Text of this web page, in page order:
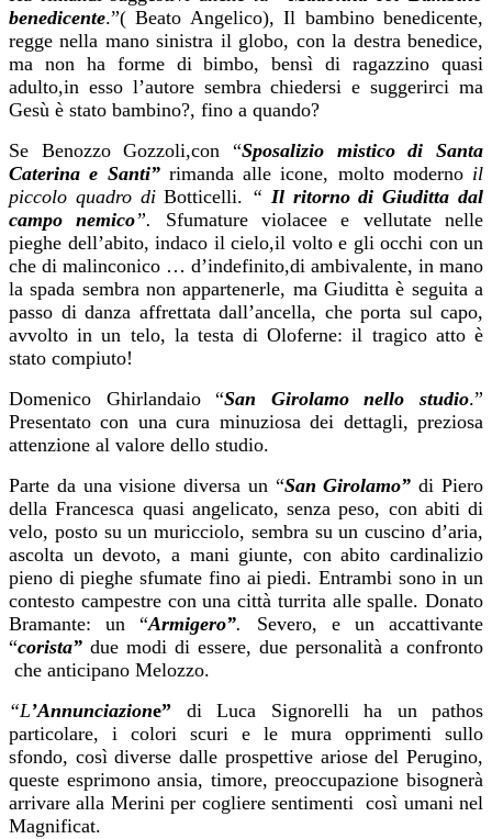
benedicente.”( Beato Angelico), Il bambino benedicente,
regge nella mano sinistra il globo, con la destra benedice,
ma non ha forme di bimbo, bensì di ragazzino quasi
adulto,in esso l’autore sembra chiedersi e suggerirci ma
Gesù è stato bambino?, fino a quando?
Se Benozzo Gozzoli,con “Sposalizio mistico di Santa
Caterina e Santi” rimanda alle icone, molto moderno il
piccolo quadro diBotticelli. “ Il ritorno di Giuditta dal
campo nemico”. Sfumature violacee e vellutate nelle
pieghe dell’abito, indaco il cielo,il volto e gli occhi con un
che di malinconico … d’indefinito,di ambivalente, in mano
la spada sembra non appartenerle, ma Giuditta è seguita a
passo di danza affrettata dall’ancella, che porta sul capo,
avvolto in un telo, la testa di Oloferne: il tragico atto è
stato compiuto!
Domenico Ghirlandaio “San Girolamo nello studio.”
Presentato con una cura minuziosa dei dettagli, preziosa
attenzione al valore dello studio.
Parte da una visione diversa un “San Girolamo” di Piero
della Francesca quasi angelicato, senza peso, con abiti di
velo, posto su un muricciolo, sembra su un cuscino d’aria,
ascolta un devoto, a mani giunte, con abito cardinalizio
pieno di pieghe sfumate fino ai piedi. Entrambi sono in un
contesto campestre con una città turrita alle spalle. Donato
Bramante: un “Armigero”. Severo, e un accattivante
“corista” due modi di essere, due personalità a confronto
che anticipano Melozzo.
“L’Annunciazione” di Luca Signorelli ha un pathos
particolare, i colori scuri e le mura opprimenti sullo
sfondo, così diverse dalle prospettive ariose del Perugino,
queste esprimono ansia, timore, preoccupazione bisognerà
arrivare alla Merini per cogliere sentimenti così umani nel
Magnificat.